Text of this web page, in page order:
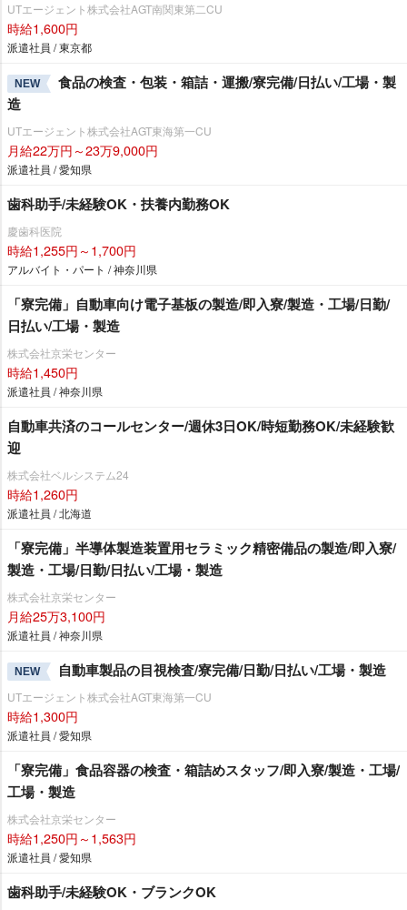
UTエージェント株式会社AGT南関東第二CU
時給1,600円
派遣社員 / 東京都
NEW
食品の検査・包装・箱詰・運搬/寮完備/日払い/工場・製
造
UTエージェント株式会社AGT東海第一CU
月給22万円～23万9,000円
派遣社員 / 愛知県
歯科助手/未経験OK・扶養内勤務OK
慶歯科医院
時給1,255円～1,700円
アルバイト・パート / 神奈川県
「寮完備」自動車向け電子基板の製造/即入寮/製造・工場/日勤/
日払い/工場・製造
株式会社京栄センター
時給1,450円
派遣社員 / 神奈川県
自動車共済のコールセンター/週休3日OK/時短勤務OK/未経験歓
迎
株式会社ベルシステム24
時給1,260円
派遣社員 / 北海道
「寮完備」半導体製造装置用セラミック精密備品の製造/即入寮/
製造・工場/日勤/日払い/工場・製造
株式会社京栄センター
月給25万3,100円
派遣社員 / 神奈川県
NEW 自動車製品の目視検査/寮完備/日勤/日払い/工場・製造
UTエージェント株式会社AGT東海第一CU
時給1,300円
派遣社員 / 愛知県
「寮完備」食品容器の検査・箱詰めスタッフ/即入寮/製造・工場/
工場・製造
株式会社京栄センター
時給1,250円～1,563円
派遣社員 / 愛知県
歯科助手/未経験OK・ブランクOK